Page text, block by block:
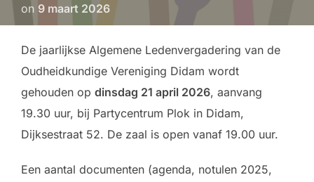
on Geplaatst
op
9 maart 2026
De jaarlijkse Algemene Ledenvergadering van de
Oudheidkundige Vereniging Didam wordt
gehouden op dinsdag 21 april 2026, aanvang
19.30 uur, bij Partycentrum Plok in Didam,
Dijksestraat 52. De zaal is open vanaf 19.00 uur.
Een aantal documenten (agenda, notulen 2025,